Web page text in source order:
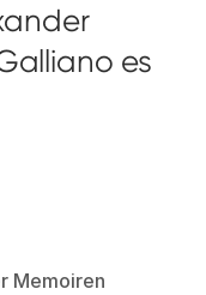
es
Memoiren